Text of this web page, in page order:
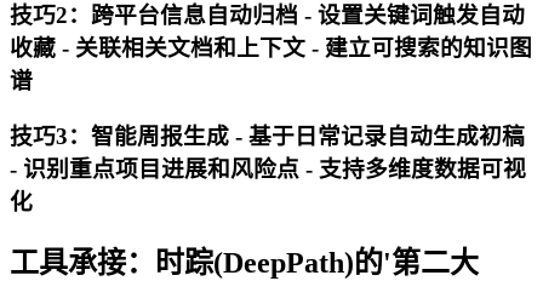
技巧2：跨平台信息自动归档 - 设置关键词触发自动
收藏 - 关联相关文档和上下文 - 建立可搜索的知识图
谱
技巧3：智能周报生成 - 基于日常记录自动生成初稿
- 识别重点项目进展和风险点 - 支持多维度数据可视
化
工具承接：时踪(DeepPath)的'第二大